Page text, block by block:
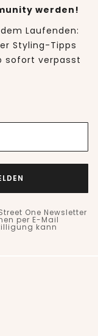
werden!
Laufenden:
Styling-Tipps
sofort verpasst
One Newsletter
per E-Mail
kann